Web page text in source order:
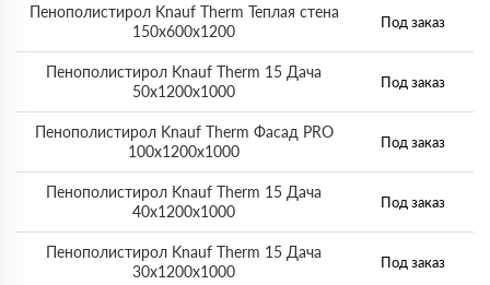
Пенополистирол Knauf Therm Теплая стена
150х600х1200
Под заказ
Пенополистирол Knauf Therm 15 Дача
50х1200х1000
Под заказ
Пенополистирол Knauf Therm Фасад PRO
100х1200х1000
Под заказ
Пенополистирол Knauf Therm 15 Дача
40х1200х1000
Под заказ
Пенополистирол Knauf Therm 15 Дача
30х1200х1000
Под заказ